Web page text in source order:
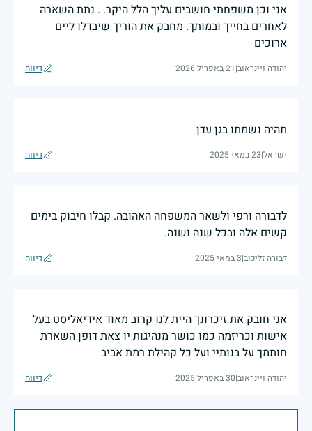
אני וכן משפחתי חושבים עליך הלל היקר. . נתת השארה
לאחרים בחייך ובמותך. מחבק את הוריך שיבדלו ליים
ארוכים
יהודה ויינראוב|21 באפריל 2026 דיווח
תהיה נשמתו בגן עדן
ישראל|23 במאי 2025 דיווח
לדבורה ורפי ולשאר המשפחה האהובה. קבלו חיבוק בימים
קשים אלה ובכל שנה ושנה.
דבורה זליכוב|3 במאי 2025 דיווח
אני חובק את זיכרונך היית לנו קרוב מאוד אידיאליסט בעל
אישות וכריזמה כמו כושר מנהיגות יו צאת דופן השארת
חותמך על בנותיי ועל כל קהילת רמת אביב
יהודה ויינראוב|30 באפריל 2025 דיווח